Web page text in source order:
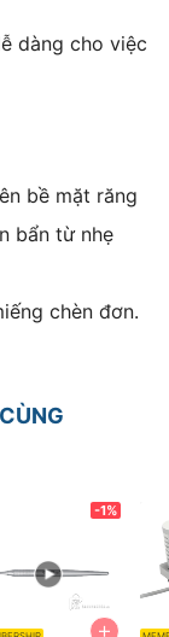
dàng cho việc
bề mặt răng
bẩn từ nhẹ
chèn đơn.
+
-1%